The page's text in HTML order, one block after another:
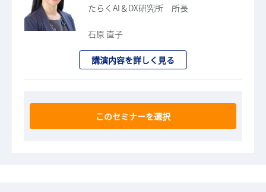
たらくAI＆DX研究所 所長
石原 直子
講演内容を詳しく見る
このセミナーを選択